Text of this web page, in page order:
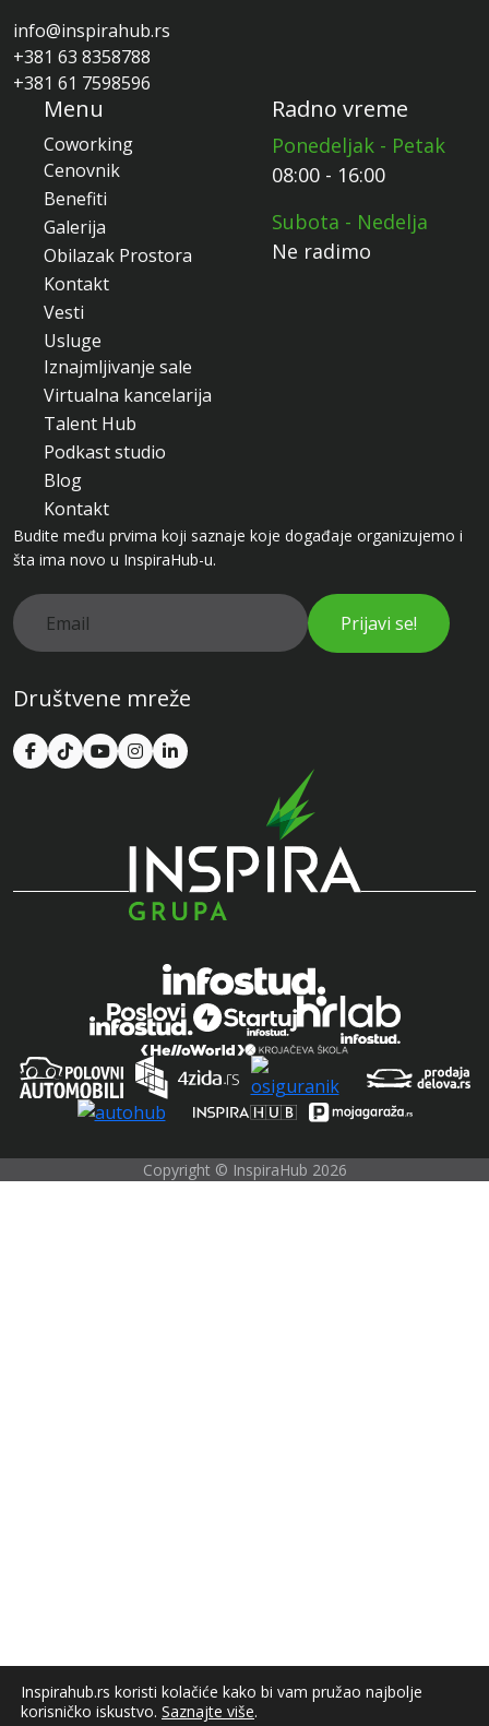
info@inspirahub.rs
+381 63 8358788
+381 61 7598596
Menu
Coworking
Cenovnik
Benefiti
Galerija
Obilazak Prostora
Kontakt
Vesti
Usluge
Iznajmljivanje sale
Virtualna kancelarija
Talent Hub
Podkast studio
Blog
Kontakt
Radno vreme
Ponedeljak - Petak
08:00 - 16:00
Subota - Nedelja
Ne radimo
Budite među prvima koji saznaje koje događaje organizujemo i
šta ima novo u InspiraHub-u.
Prijavi se!
Društvene mreže
Copyright © InspiraHub 2026
Inspirahub.rs koristi kolačiće kako bi vam pružao najbolje
korisničko iskustvo. Saznajte više.